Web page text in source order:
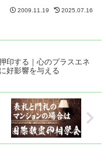
商法では、この増画法を
交わる接触点を1画として
2009.11.19 2025.07.16
印する｜心のプラスエネ
好影響を与える